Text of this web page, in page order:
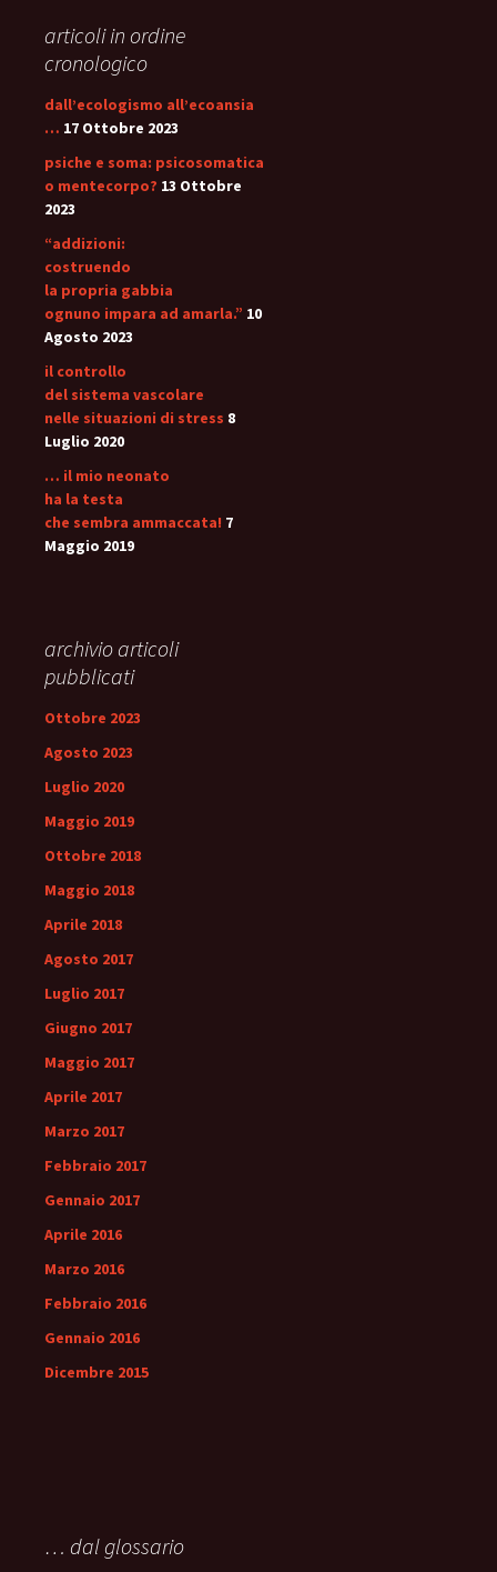
articoli in ordine
cronologico
dall’ecologismo all’ecoansia
… 17 Ottobre 2023
psiche e soma: psicosomatica
o mentecorpo? 13 Ottobre
2023
“addizioni:
costruendo
la propria gabbia
ognuno impara ad amarla.” 10
Agosto 2023
il controllo
del sistema vascolare
nelle situazioni di stress 8
Luglio 2020
… il mio neonato
ha la testa
che sembra ammaccata! 7
Maggio 2019
archivio articoli
pubblicati
Ottobre 2023
Agosto 2023
Luglio 2020
Maggio 2019
Ottobre 2018
Maggio 2018
Aprile 2018
Agosto 2017
Luglio 2017
Giugno 2017
Maggio 2017
Aprile 2017
Marzo 2017
Febbraio 2017
Gennaio 2017
Aprile 2016
Marzo 2016
Febbraio 2016
Gennaio 2016
Dicembre 2015
… dal glossario